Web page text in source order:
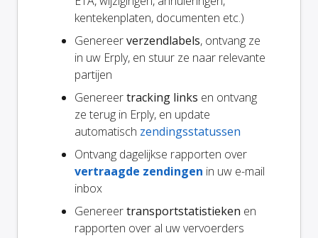
kentekenplaten, documenten etc.)
Genereerverzendlabels, ontvang ze
in uw Erply, en stuur ze naar relevante
partijen
Genereertracking links en ontvang
ze terug in Erply, en update
automatisch zendingsstatussen
Ontvang dagelijkse rapporten over
vertraagde zendingen in uw e-mail
inbox
Genereertransportstatistieken en
rapporten over al uw vervoerders